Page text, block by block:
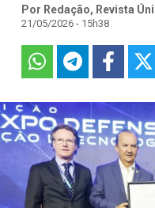
Por Redação, Revista
21/05/2026 - 15h38